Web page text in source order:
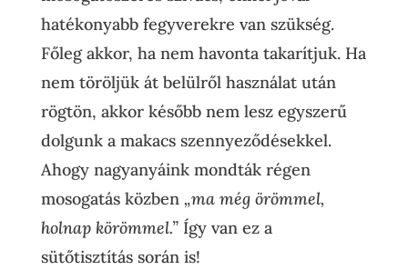
hatékonyabb fegyverekre van szükség.
Főleg akkor, ha nem havonta takarítjuk. Ha
nem töröljük át belülről használat után
rögtön, akkor később nem lesz egyszerű
dolgunk a makacs szennyeződésekkel.
Ahogy nagyanyáink mondták régen
mosogatás közben „ma még örömmel,
holnap körömmel.”Így van ez a
sütőtisztítás során is!